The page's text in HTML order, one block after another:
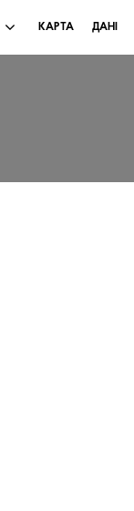
КАРТА ДАНІ